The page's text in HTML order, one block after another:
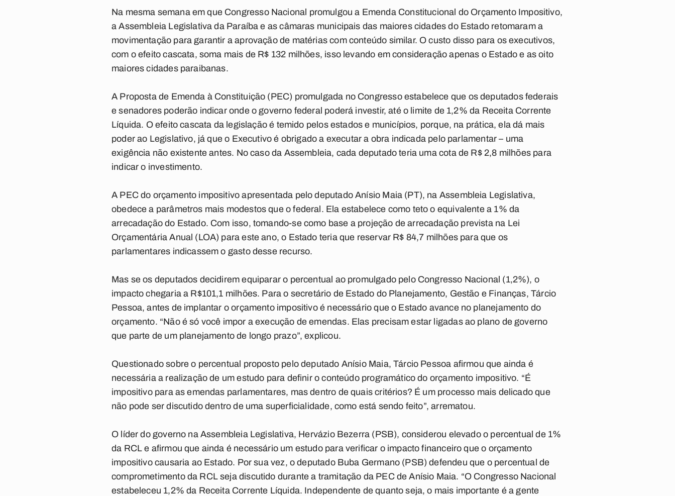
Na mesma semana em que Congresso Nacional promulgou a Emenda Constitucional do Orçamento Impositivo,
a Assembleia Legislativa da Paraíba e as câmaras municipais das maiores cidades do Estado retomaram a
movimentação para garantir a aprovação de matérias com conteúdo similar. O custo disso para os executivos,
com o efeito cascata, soma mais de R$ 132 milhões, isso levando em consideração apenas o Estado e as oito
maiores cidades paraibanas.
A Proposta de Emenda à Constituição (PEC) promulgada no Congresso estabelece que os deputados federais
e senadores poderão indicar onde o governo federal poderá investir, até o limite de 1,2% da Receita Corrente
Líquida. O efeito cascata da legislação é temido pelos estados e municípios, porque, na prática, ela dá mais
poder ao Legislativo, já que o Executivo é obrigado a executar a obra indicada pelo parlamentar – uma
exigência não existente antes. No caso da Assembleia, cada deputado teria uma cota de R$ 2,8 milhões para
indicar o investimento.
A PEC do orçamento impositivo apresentada pelo deputado Anísio Maia (PT), na Assembleia Legislativa,
obedece a parâmetros mais modestos que o federal. Ela estabelece como teto o equivalente a 1% da
arrecadação do Estado. Com isso, tomando-se como base a projeção de arrecadação prevista na Lei
Orçamentária Anual (LOA) para este ano, o Estado teria que reservar R$ 84,7 milhões para que os
parlamentares indicassem o gasto desse recurso.
Mas se os deputados decidirem equiparar o percentual ao promulgado pelo Congresso Nacional (1,2%), o
impacto chegaria a R$101,1 milhões. Para o secretário de Estado do Planejamento, Gestão e Finanças, Tárcio
Pessoa, antes de implantar o orçamento impositivo é necessário que o Estado avance no planejamento do
orçamento. “Não é só você impor a execução de emendas. Elas precisam estar ligadas ao plano de governo
que parte de um planejamento de longo prazo”, explicou.
Questionado sobre o percentual proposto pelo deputado Anísio Maia, Tárcio Pessoa afirmou que ainda é
necessária a realização de um estudo para definir o conteúdo programático do orçamento impositivo. “É
impositivo para as emendas parlamentares, mas dentro de quais critérios? É um processo mais delicado que
não pode ser discutido dentro de uma superficialidade, como está sendo feito”, arrematou.
O líder do governo na Assembleia Legislativa, Hervázio Bezerra (PSB), considerou elevado o percentual de 1%
da RCL e afirmou que ainda é necessário um estudo para verificar o impacto financeiro que o orçamento
impositivo causaria ao Estado. Por sua vez, o deputado Buba Germano (PSB) defendeu que o percentual de
comprometimento da RCL seja discutido durante a tramitação da PEC de Anísio Maia. “O Congresso Nacional
estabeleceu 1,2% da Receita Corrente Líquida. Independente de quanto seja, o mais importante é a gente